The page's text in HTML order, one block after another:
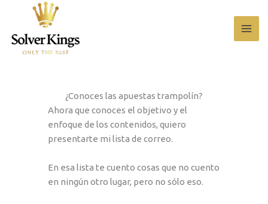
contenido
¿Conoces las apuestas trampolín?
Ahora que conoces el objetivo y el
enfoque de los contenidos, quiero
presentarte mi lista de correo.
En esa lista te cuento cosas que no cuento
en ningún otro lugar, pero no sólo eso.